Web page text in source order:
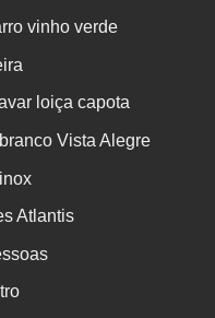
vinho verde
loiça capota
Vista Alegre
Atlantis